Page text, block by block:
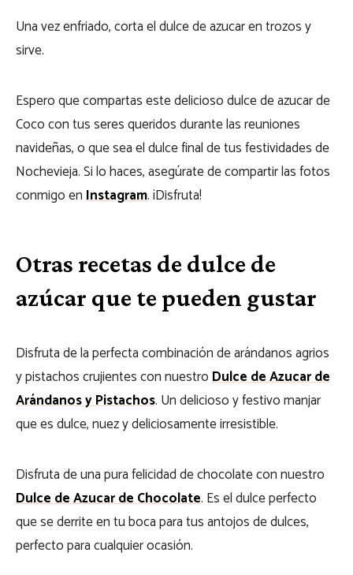
Una vez enfriado, corta el dulce de azucar en trozos y
sirve.
Espero que compartas este delicioso dulce de azucar de
Coco con tus seres queridos durante las reuniones
navideñas, o que sea el dulce final de tus festividades de
Nochevieja. Si lo haces, asegúrate de compartir las fotos
conmigo enInstagram. ¡Disfruta!
Otras recetas de dulce de
azúcar que te pueden gustar
Disfruta de la perfecta combinación de arándanos agrios
y pistachos crujientes con nuestroDulce de Azucar de
Arándanos y Pistachos. Un delicioso y festivo manjar
que es dulce, nuez y deliciosamente irresistible.
Disfruta de una pura felicidad de chocolate con nuestro
Dulce de Azucar de Chocolate. Es el dulce perfecto
que se derrite en tu boca para tus antojos de dulces,
perfecto para cualquier ocasión.